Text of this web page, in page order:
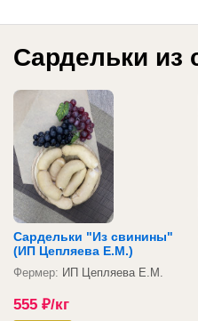
Сардельки из
Сардельки "Из свинины"
(ИП Цепляева Е.М.)
Фермер: ИП Цепляева Е.М.
555 ₽/кг